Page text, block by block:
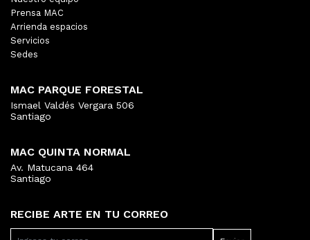
RECIBE ARTE EN TU CORREO
Prensa MAC
Arrienda espacios
Servicios
Sedes
MAC PARQUE FORESTAL
Ismael Valdés Vergara 506
Santiago
MAC QUINTA NORMAL
Av. Matucana 464
Santiago